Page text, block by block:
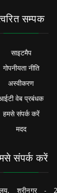
सम्पक
साइटमैप
गोपनीयता नीति
अस्वीकरण
वेब प्रबंधक
हमसे संपर्क करें
मदद
संपर्क करें
श्रीनगर